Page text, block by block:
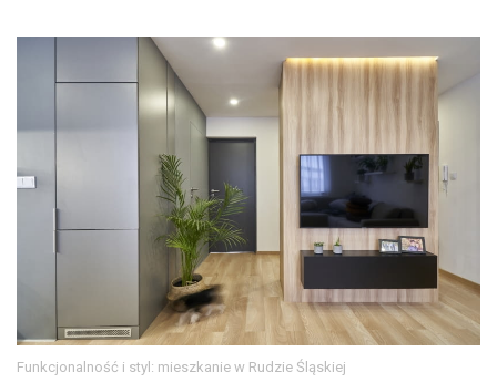
Funkcjonalność i styl: mieszkanie w Rudzie Śląskiej